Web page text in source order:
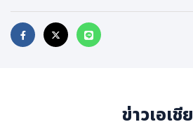
อบรมสัมมนา
เอเชีย
ข่าวเอเชีย